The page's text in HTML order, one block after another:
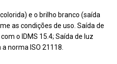
e o brilho branco (saída
as condições de uso. Saída de
o IDMS 15.4; Saída de luz
norma ISO 21118.